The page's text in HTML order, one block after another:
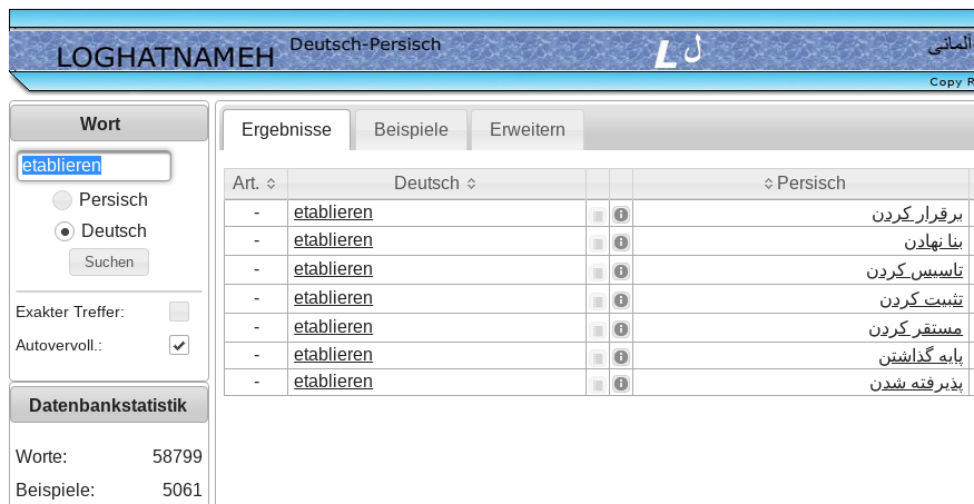
Wort
Persisch
Deutsch
Suchen
Exakter Treffer:
Autovervoll.:
Datenbankstatistik
Worte:
58799
Beispiele:
5061
Ergebnisse Beispiele Erweitern
Art. Deutsch
Persisch
Art.
- etablieren برقرار کردن
-
etablieren
بنا نهادن
-
etablieren
تاسیس کردن
-
etablieren
تثبیت کردن
-
etablieren
مستقر کردن
-
etablieren پایه گذاشتن
-
etablieren پذیرفته شدن